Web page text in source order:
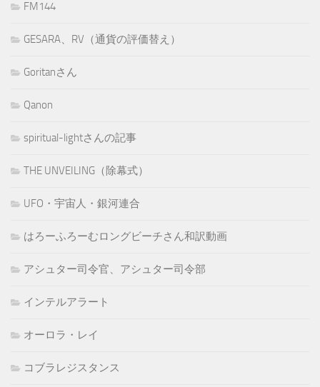
FM144
GESARA、RV（通貨の評価替え）
Goritanさん
Qanon
spiritual-lightさんの記事
THE UNVEILING（除幕式）
UFO・宇宙人・銀河連合
はろーふろーむロングビーチさん和訳動画
アシュター司令官、アシュター司令部
インテルアラート
オーロラ・レイ
コブラレジスタンス